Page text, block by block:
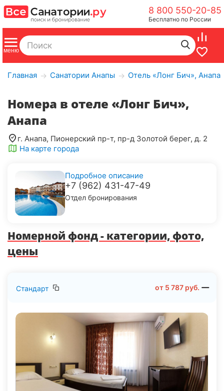
8 800 550-20-85
Бесплатно по России
Главная → Санатории Анапы → Отель «Лонг Бич», Анапа
Номера в отеле «Лонг Бич»,
Анапа
г. Анапа, Пионерский пр-т, пр-д Золотой берег, д. 2
На карте города
Подробное описание
+7 (962) 431-47-49
Отдел бронирования
Номерной фонд - категории, фото,
цены
Стандарт от 5 787 руб.